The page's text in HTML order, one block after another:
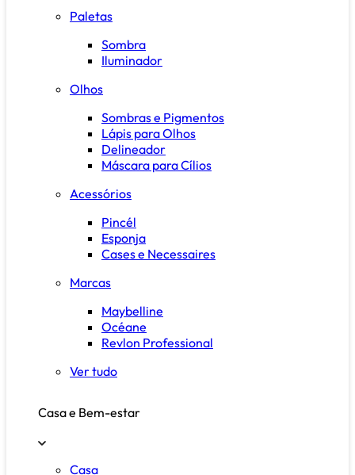
Paletas
Sombra
Iluminador
Olhos
Sombras e Pigmentos
Lápis para Olhos
Delineador
Máscara para Cílios
Acessórios
Pincél
Esponja
Cases e Necessaires
Marcas
Maybelline
Océane
Revlon Professional
Ver tudo
Casa e Bem-estar
Casa